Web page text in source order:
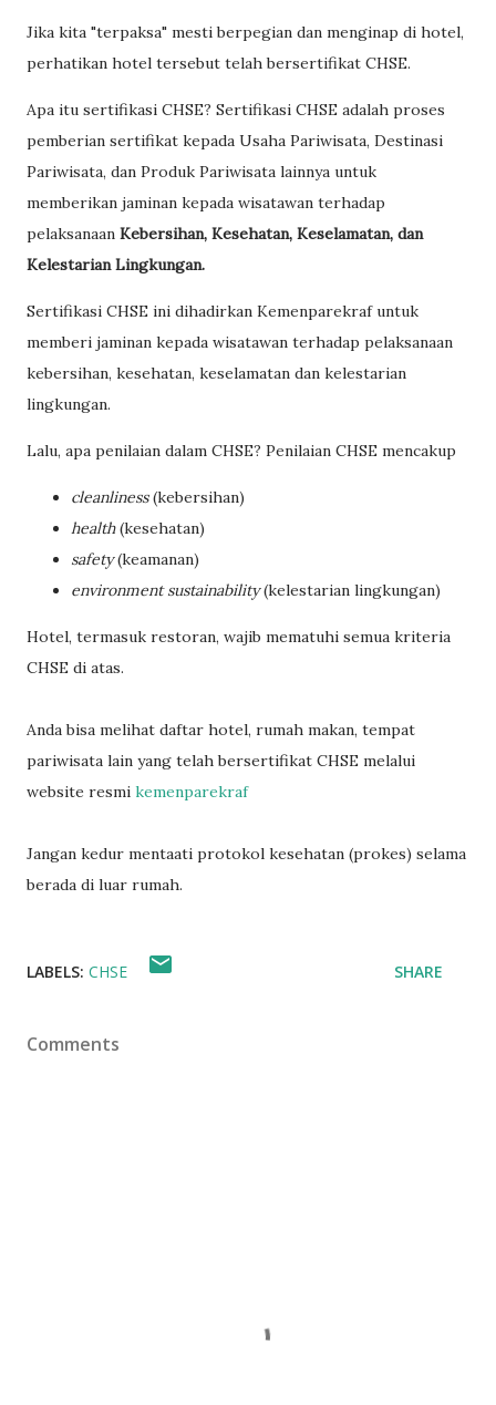
Jika kita "terpaksa" mesti berpegian dan menginap di hotel,
perhatikan hotel tersebut telah bersertifikat CHSE.
Apa itu sertifikasi CHSE? Sertifikasi CHSE adalah proses
pemberian sertifikat kepada Usaha Pariwisata, Destinasi
Pariwisata, dan Produk Pariwisata lainnya untuk
memberikan jaminan kepada wisatawan terhadap
pelaksanaan Kebersihan, Kesehatan, Keselamatan, dan
Kelestarian Lingkungan.
Sertifikasi CHSE ini dihadirkan Kemenparekraf untuk
memberi jaminan kepada wisatawan terhadap pelaksanaan
kebersihan, kesehatan, keselamatan dan kelestarian
lingkungan.
Lalu, apa penilaian dalam CHSE? Penilaian CHSE mencakup
cleanliness(kebersihan)
health(kesehatan)
safety(keamanan)
environment sustainability(kelestarian lingkungan)
Hotel, termasuk restoran, wajib mematuhi semua kriteria
CHSE di atas.
Anda bisa melihat daftar hotel, rumah makan, tempat
pariwisata lain yang telah bersertifikat CHSE melalui
website resmi kemenparekraf
Jangan kedur mentaati protokol kesehatan (prokes) selama
berada di luar rumah.
LABELS: CHSE SHARE
Comments